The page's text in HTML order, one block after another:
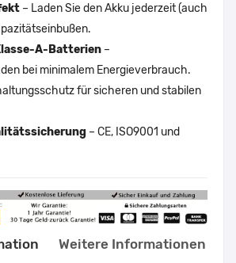
– Laden Sie den Akku jederzeit (auch
A-Batterien –
bei minimalem Energieverbrauch.
für sicheren und stabilen
– CE, ISO9001 und
Weitere Informationen